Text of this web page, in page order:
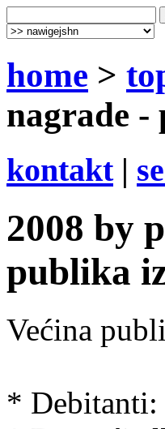
home >
nagrade -
kontakt|
2008 by
publika
Većina
* Debitanti: